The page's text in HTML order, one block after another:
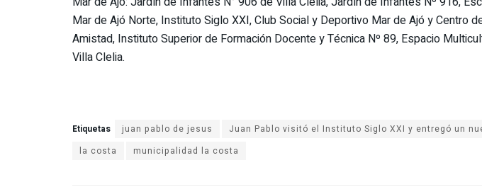
Mar de Ajó Norte, Instituto Siglo XXI, Club Social y Deportivo Mar de Ajó y Centro
Amistad, Instituto Superior de Formación Docente y Técnica Nº 89, Espacio
Villa Clelia.
Etiquetas juan pablo de jesus
Juan Pablo visitó el Instituto Siglo XXI y entregó un
la costa
municipalidad la costa